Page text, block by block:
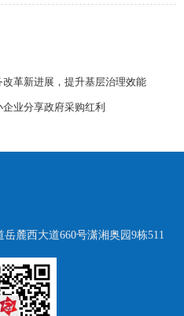
革新进展，提升基层治理效能
业分享政府采购红利
麓西大道660号潇湘奥园9栋511